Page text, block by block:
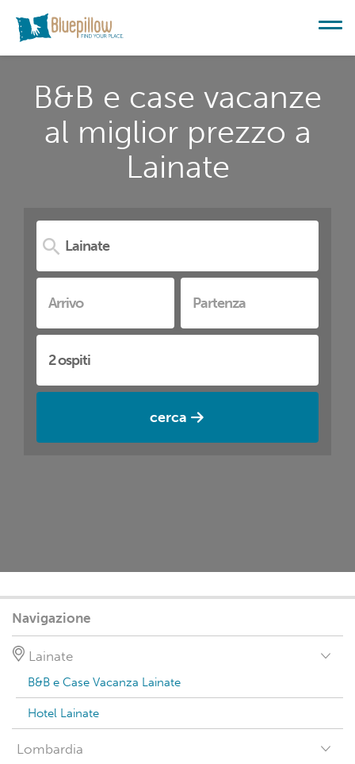
B&B e case vacanze
al miglior prezzo a
Lainate
cerca
Navigazione
Lainate
B&B e Case Vacanza Lainate
Hotel Lainate
Lombardia